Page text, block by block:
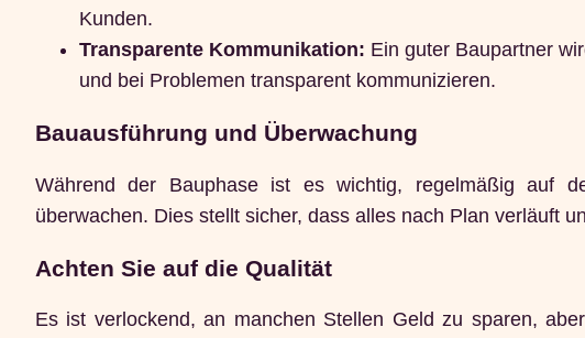
Kunden.
Transparente Kommunikation: Ein guter Baupartner
und bei Problemen transparent kommunizieren.
Bauausführung und Überwachung
Während der Bauphase ist es wichtig, regelmäßig auf
überwachen. Dies stellt sicher, dass alles nach Plan verläuft
Achten Sie auf die Qualität
Es ist verlockend, an manchen Stellen Geld zu sparen,